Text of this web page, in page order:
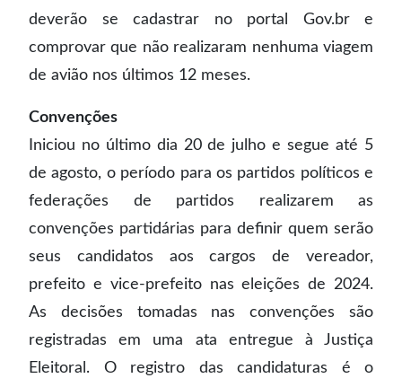
deverão se cadastrar no portal Gov.br e
comprovar que não realizaram nenhuma viagem
de avião nos últimos 12 meses.
Convenções
Iniciou no último dia 20 de julho e segue até 5
de agosto, o período para os partidos políticos e
federações de partidos realizarem as
convenções partidárias para definir quem serão
seus candidatos aos cargos de vereador,
prefeito e vice-prefeito nas eleições de 2024.
As decisões tomadas nas convenções são
registradas em uma ata entregue à Justiça
Eleitoral. O registro das candidaturas é o